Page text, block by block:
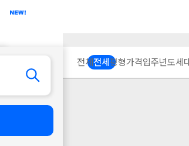
사무실
전체전세 평형가격입주년도세